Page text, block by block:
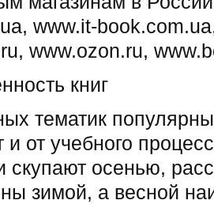
www.it-
www.ozon.ru,
книг
тематик
и от учебного
скупают осенью,
зимой, а весной